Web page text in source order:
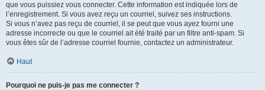
que vous puissiez vous connecter. Cette information est indiquée lors de
l’enregistrement. Si vous avez reçu un courriel, suivez ses instructions.
Si vous n’avez pas reçu de courriel, il se peut que vous ayez fourni une
adresse incorrecte ou que le courriel ait été traité par un filtre anti-spam. Si
vous êtes sûr de l’adresse courriel fournie, contactez un administrateur.
Haut
Pourquoi ne puis-je pas me connecter ?